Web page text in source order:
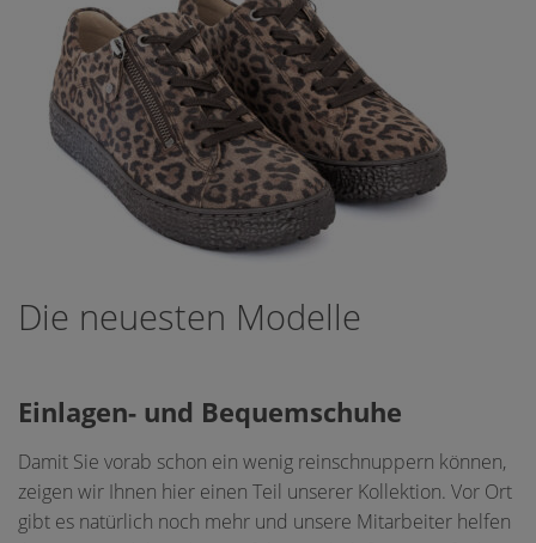
Die neuesten Modelle
Einlagen- und Bequemschuhe
Damit Sie vorab schon ein wenig reinschnuppern können,
zeigen wir Ihnen hier einen Teil unserer Kollektion. Vor Ort
gibt es natürlich noch mehr und unsere Mitarbeiter helfen